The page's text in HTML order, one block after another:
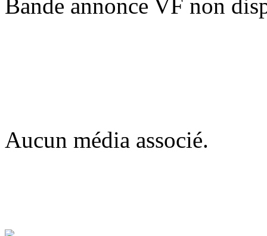
Bande annonce VF non
Aucun média associé.